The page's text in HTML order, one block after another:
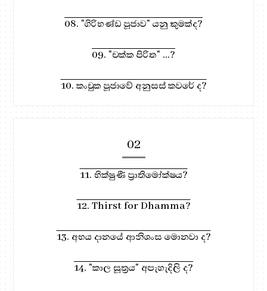
08. "ගිරිභණ්ඩ පූජාව" යනු කුමක්ද?
09. "චක්ක පිරිත" ...?
10. කංචුක පූජාවේ අනුසස් කවරේ ද?
02
11. භික්ෂුණී ප්‍රාතිමෝක්ෂය?
12. Thirst for Dhamma?
13. අභය දානයේ ආනිශංස මොනවා ද?
14. "කාල සූත්‍රය" අපැහැදිලි ද?